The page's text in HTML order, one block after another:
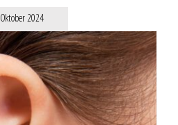
Oktober 2024